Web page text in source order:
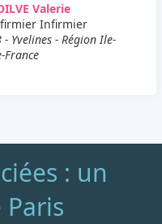
Valerie
Infirmier
- Yvelines - Région Ile-
France
: un